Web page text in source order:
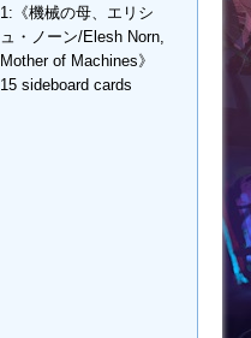
1:《機械の母、エリシ
ュ・ノーン/Elesh Norn,
Mother of Machines》
15 sideboard cards